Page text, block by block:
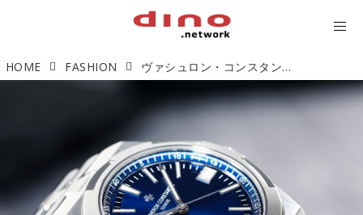
HOME FASHION ヴァシュロン・コンスタンタン オーヴァーシーズ オートマティック「伝統と革新の結晶」【今週の逸本 Vol.171】